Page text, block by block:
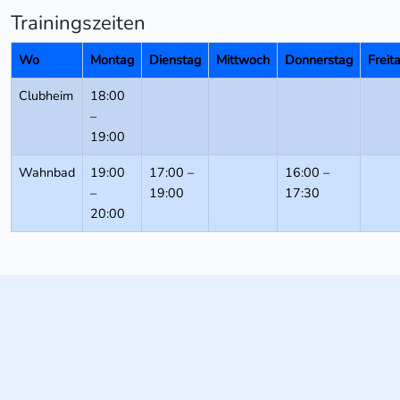
Trainingszeiten
Wo Montag Dienstag Mittwoch Donnerstag
Clubheim
18:00
–
19:00
Wahnbad
19:00
–
20:00
17:00 –
19:00
16:00 –
17:30